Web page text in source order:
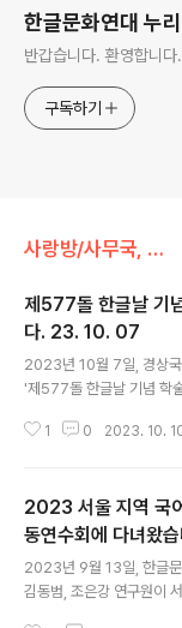
한글문화연대 누
반갑습니다. 환영합니
구독하기
사랑방/사무국, 운영위원 소식
제577돌 한글날 기
다. 23. 10. 07
2023년 10월 7일, 경상국
'제577돌 한글날 기념 학
국어문화원, 한글학회 진
한 국어 정책(이건범 대표)
이어서 2부에서는 ▲토박
(경상국립대학교 박용식)
졌습니다. 1부에서 이건범
어 정책' 강연이 이루어졌
1 0 2023. 10.
2023 서울 지역 국
2023년 9월 13일, 한글문
김동범, 조은강 연구원이